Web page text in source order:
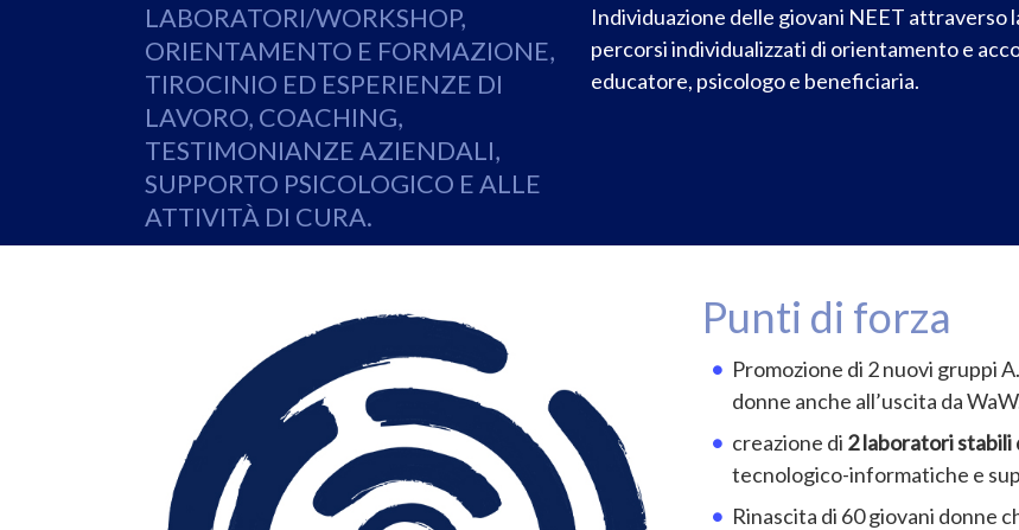
LABORATORI/WORKSHOP,
ORIENTAMENTO E FORMAZIONE,
TIROCINIO ED ESPERIENZE DI
LAVORO, COACHING,
TESTIMONIANZE AZIENDALI,
SUPPORTO PSICOLOGICO E ALLE
ATTIVITÀ DI CURA.
Individuazione delle giovani NEET
percorsi individualizzati di orientamento e
educatore, psicologo e beneficiaria.
Punti di forza
Promozione di 2 nuovi gruppi
donne anche all’uscita da
creazione di 2 laboratori
tecnologico-informatiche e
Rinascita di 60 giovani donne